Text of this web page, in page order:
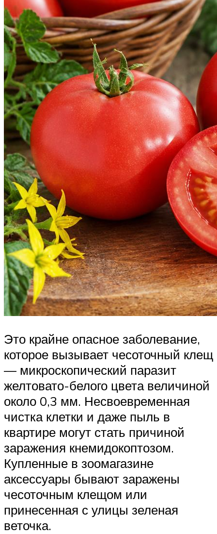
Это крайне опасное заболевание,
которое вызывает чесоточный клещ
— микроскопический паразит
желтовато-белого цвета величиной
около 0,3 мм. Несвоевременная
чистка клетки и даже пыль в
квартире могут стать причиной
заражения кнемидокоптозом.
Купленные в зоомагазине
аксессуары бывают заражены
чесоточным клещом или
принесенная с улицы зеленая
веточка.